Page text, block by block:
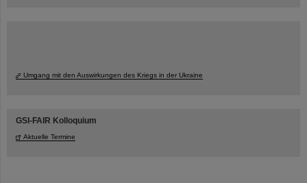
Umgang mit den Auswirkungen des Kriegs in der Ukraine
GSI-FAIR Kolloquium
Aktuelle Termine